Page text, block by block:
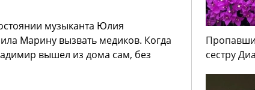
музыканта Юлия
Марину вызвать медиков. Когда
вышел из дома сам, без
сестру